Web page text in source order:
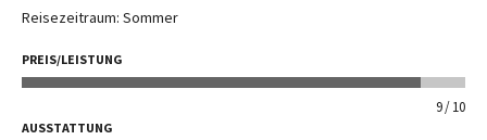
Reisezeitraum: Sommer
PREIS/LEISTUNG
9 10
AUSSTATTUNG